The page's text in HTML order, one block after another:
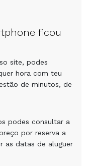
ficou
site, podes
hora com teu
de minutos, de
podes consultar a
por reserva a
as datas de aluguer